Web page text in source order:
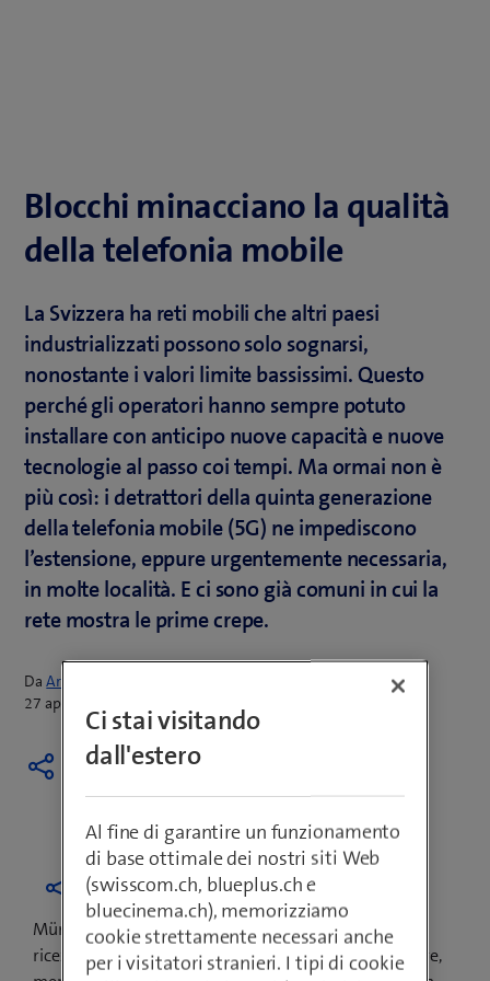
Blocchi minacciano la qualità
della telefonia mobile
La Svizzera ha reti mobili che altri paesi
industrializzati possono solo sognarsi,
nonostante i valori limite bassissimi. Questo
perché gli operatori hanno sempre potuto
installare con anticipo nuove capacità e nuove
tecnologie al passo coi tempi. Ma ormai non è
più così: i detrattori della quinta generazione
della telefonia mobile (5G) ne impediscono
l’estensione, eppure urgentemente necessaria,
in molte località. E ci sono già comuni in cui la
rete mostra le prime crepe.
DaArmin Schädeli
27 aprile 2021
Münchenstein e Riehen sono ripiombate nel 2001: la
ricezione della rete mobile permette solo di telefonare,
Ci stai visitando
dall'estero
Al fine di garantire un funzionamento
di base ottimale dei nostri siti Web
(swisscom.ch, blueplus.ch e
bluecinema.ch), memorizziamo
cookie strettamente necessari anche
per i visitatori stranieri. I tipi di cookie